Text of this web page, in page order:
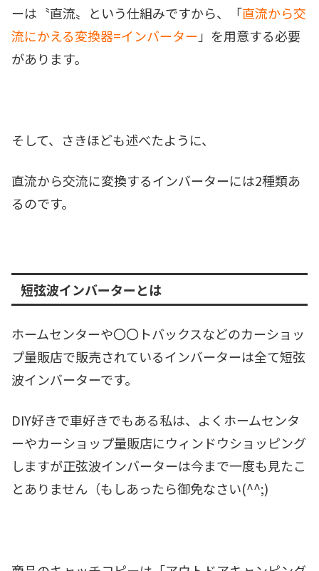
ーは〝直流〟という仕組みですから、「直流から交
流にかえる変換器=インバーター 」を用意する必要
があります。
そして、さきほども述べたように、
直流から交流に変換するインバーターには2種類あ
るのです。
短弦波インバーターとは
ホームセンターや〇〇トバックスなどのカーショッ
プ量販店で販売されているインバーターは全て短弦
波インバーターです。
DIY好きで車好きでもある私は、よくホームセンタ
ーやカーショップ量販店にウィンドウショッピング
しますが正弦波インバーターは今まで一度も見たこ
とありません（もしあったら御免なさい(^^;)